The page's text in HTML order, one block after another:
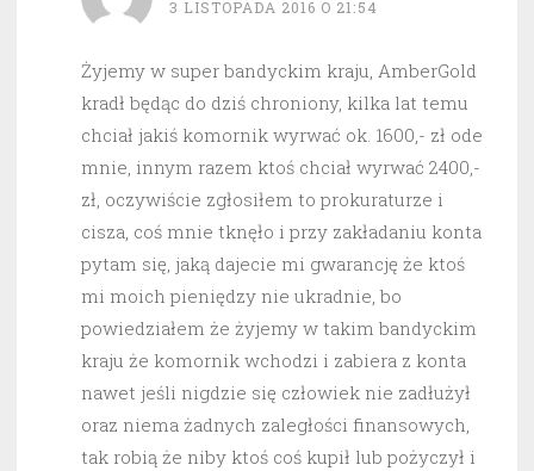
3 LISTOPADA 2016 O 21:54
Żyjemy w super bandyckim kraju, AmberGold
kradł będąc do dziś chroniony, kilka lat temu
chciał jakiś komornik wyrwać ok. 1600,- zł ode
mnie, innym razem ktoś chciał wyrwać 2400,-
zł, oczywiście zgłosiłem to prokuraturze i
cisza, coś mnie tknęło i przy zakładaniu konta
pytam się, jaką dajecie mi gwarancję że ktoś
mi moich pieniędzy nie ukradnie, bo
powiedziałem że żyjemy w takim bandyckim
kraju że komornik wchodzi i zabiera z konta
nawet jeśli nigdzie się człowiek nie zadłużył
oraz niema żadnych zaległości finansowych,
tak robią że niby ktoś coś kupił lub pożyczył i